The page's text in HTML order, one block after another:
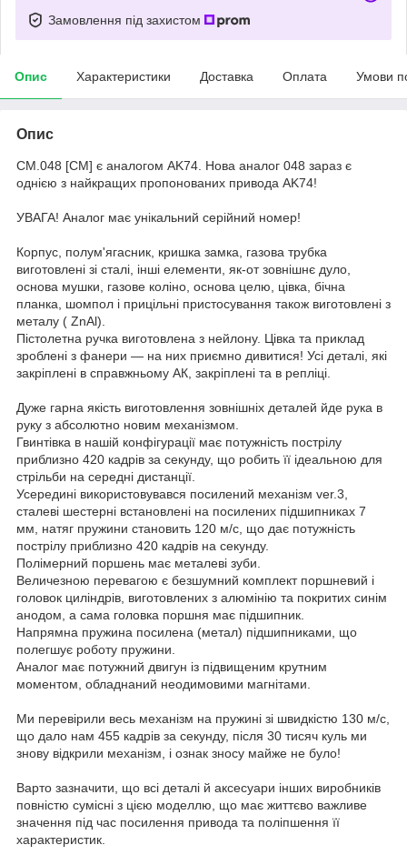
Замовлення під захистом
Опис Характеристики Доставка Оплата Умови
Опис
CM.048 [CM] є аналогом AK74. Нова аналог 048 зараз є
однією з найкращих пропонованих привода AK74!
УВАГА! Аналог має унікальний серійний номер!
Корпус, полум'ягасник, кришка замка, газова трубка
виготовлені зі сталі, інші елементи, як-от зовнішнє дуло,
основа мушки, газове коліно, основа целю, цівка, бічна
планка, шомпол і прицільні пристосування також виготовлені з
металу ( ZnAl).
Пістолетна ручка виготовлена з нейлону. Цівка та приклад
зроблені з фанери — на них приємно дивитися! Усі деталі, які
закріплені в справжньому АК, закріплені та в репліці.
Дуже гарна якість виготовлення зовнішніх деталей йде рука в
руку з абсолютно новим механізмом.
Гвинтівка в нашій конфігурації має потужність пострілу
приблизно 420 кадрів за секунду, що робить її ідеальною для
стрільби на середні дистанції.
Усередині використовувався посилений механізм ver.3,
сталеві шестерні встановлені на посилених підшипниках 7
мм, натяг пружини становить 120 м/с, що дає потужність
пострілу приблизно 420 кадрів на секунду.
Полімерний поршень має металеві зуби.
Величезною перевагою є безшумний комплект поршневий і
головок циліндрів, виготовлених з алюмінію та покритих синім
анодом, а сама головка поршня має підшипник.
Напрямна пружина посилена (метал) підшипниками, що
полегшує роботу пружини.
Аналог має потужний двигун із підвищеним крутним
моментом, обладнаний неодимовими магнітами.
Ми перевірили весь механізм на пружині зі швидкістю 130 м/с,
що дало нам 455 кадрів за секунду, після 30 тисяч куль ми
знову відкрили механізм, і ознак зносу майже не було!
Варто зазначити, що всі деталі й аксесуари інших виробників
повністю сумісні з цією моделлю, що має життєво важливе
значення під час посилення привода та поліпшення її
характеристик.